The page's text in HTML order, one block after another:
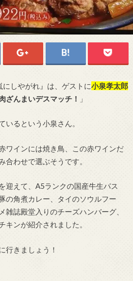
しやがれ』は、ゲストに小泉孝太郎
ざんまいデスマッチ！ 」
いるという小泉さん。
ワインには焼き鳥、この赤ワインだ
合わせで選ぶそうです。
迎えて、A5ランクの国産牛生パス
の角煮カレー、タイのソウルフー
雑誌殿堂入りのチーズハンバーグ、
キンが紹介されました。
行きましょう！